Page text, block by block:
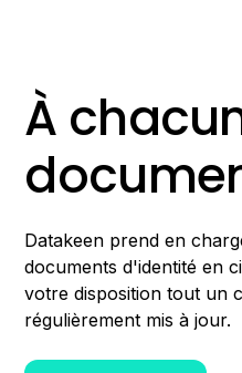
À
Datakeen prend en
documents d'identité en
votre disposition tout un
régulièrement mis à jour.